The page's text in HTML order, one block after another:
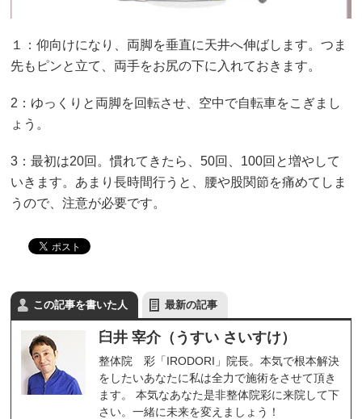
１：仰向けになり、両脚を垂直に天井へ伸ばします。つま
先もピンと立て、両手をお尻の下に入れておきます。
2：ゆっくりと両脚を回転させ、空中で自転車をこぎまし
ょう。
3：最初は20回。慣れてきたら、50回、100回と増やして
いきます。あまり長時間行うと、腰や股関節を痛めてしま
うので、注意が必要です。
この記事を書いた人 最新の記事
臼井 宰介（うすい さいすけ）
整体院 彩「IRODORI」院長。本気で根本解決
をしたいあなたに私は全力で施術をさせて頂き
ます。 本気なあなた是非整体院彩に来院して下
さい。一緒に未来を変えましょう！